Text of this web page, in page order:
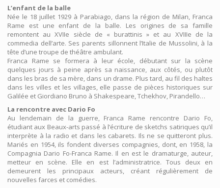
L’enfant de la balle
Née le 18 juillet 1929 à Parabiago, dans la région de Milan, Franca
Rame est une enfant de la balle. Les origines de sa famille
remontent au XVIIe siècle de « burattinis » et au XVIIIe de la
commedia dell’arte. Ses parents sillonnent l’Italie de Mussolini, à la
tête d’une troupe de théâtre ambulant.
Franca Rame se formera à leur école, débutant sur la scène
quelques jours à peine après sa naissance, aux côtés, ou plutôt
dans les bras de sa mère, dans un drame. Plus tard, au fil des haltes
dans les villes et les villages, elle passe de pièces historiques sur
Galilée et Giordiano Bruno à Shakespeare, Tchekhov, Pirandello…
La rencontre avec Dario Fo
Au lendemain de la guerre, Franca Rame rencontre Dario Fo,
étudiant aux Beaux-arts passé à l’écriture de sketchs satiriques qu’il
interprète à la radio et dans les cabarets. Ils ne se quitteront plus.
Mariés en 1954, ils fondent diverses compagnies, dont, en 1958, la
Compagnia Dario Fo-Franca Rame. Il en est le dramaturge, auteur,
metteur en scène. Elle en est l’administratrice. Tous deux en
demeurent les principaux acteurs, créant régulièrement de
nouvelles farces et comédies.